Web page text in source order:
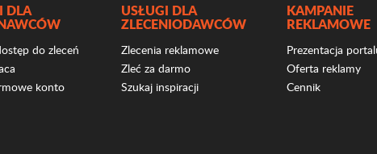
DLA
do zleceń
konto
USŁUGI DLA
ZLECENIODAWCÓW
Zlecenia reklamowe
Zleć za darmo
Szukaj inspiracji
KAMPANIE
REKLAMOWE
Prezentacja
Oferta reklamy
Cennik